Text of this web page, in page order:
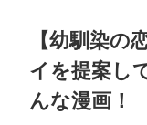
【幼馴染の
イを提案し
んな漫画！